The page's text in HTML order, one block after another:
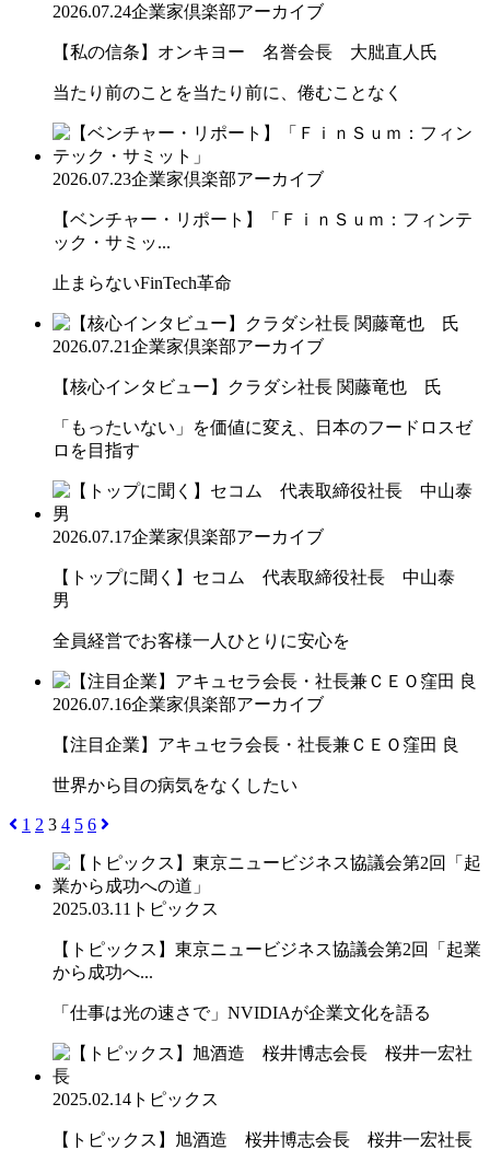
2026.07.24企業家倶楽部アーカイブ
【私の信条】オンキヨー 名誉会長 大朏直人氏
当たり前のことを当たり前に、倦むことなく
2026.07.23企業家倶楽部アーカイブ
【ベンチャー・リポート】「ＦｉｎＳｕｍ：フィンテ
ック・サミッ...
止まらないFinTech革命
2026.07.21企業家倶楽部アーカイブ
【核心インタビュー】クラダシ社長 関藤竜也 氏
「もったいない」を価値に変え、日本のフードロスゼ
ロを目指す
2026.07.17企業家倶楽部アーカイブ
【トップに聞く】セコム 代表取締役社長 中山泰
男
全員経営でお客様一人ひとりに安心を
2026.07.16企業家倶楽部アーカイブ
【注目企業】アキュセラ会長・社長兼ＣＥＯ窪田 良
世界から目の病気をなくしたい
1 2 3 4 5 6
2025.03.11 トピックス
【トピックス】東京ニュービジネス協議会第2回「起業
から成功へ...
「仕事は光の速さで」NVIDIAが企業文化を語る
2025.02.14 トピックス
【トピックス】旭酒造 桜井博志会長 桜井一宏社長